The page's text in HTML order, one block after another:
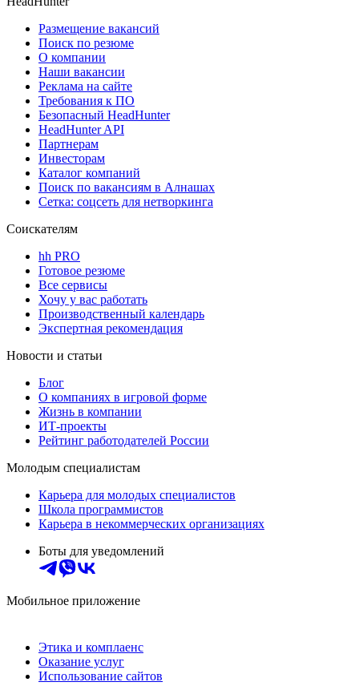
Размещение вакансий
Поиск по резюме
О компании
Наши вакансии
Реклама на сайте
Требования к ПО
Безопасный HeadHunter
HeadHunter API
Партнерам
Инвесторам
Каталог компаний
Поиск по вакансиям в Алнашах
Сетка: соцсеть для нетворкинга
Соискателям
hh PRO
Готовое резюме
Все сервисы
Хочу у вас работать
Производственный календарь
Экспертная рекомендация
Новости и статьи
Блог
О компаниях в игровой форме
Жизнь в компании
ИТ-проекты
Рейтинг работодателей России
Молодым специалистам
Карьера для молодых специалистов
Школа программистов
Карьера в некоммерческих организациях
Боты для уведомлений
Мобильное приложение
Этика и комплаенс
Оказание услуг
Использование сайтов